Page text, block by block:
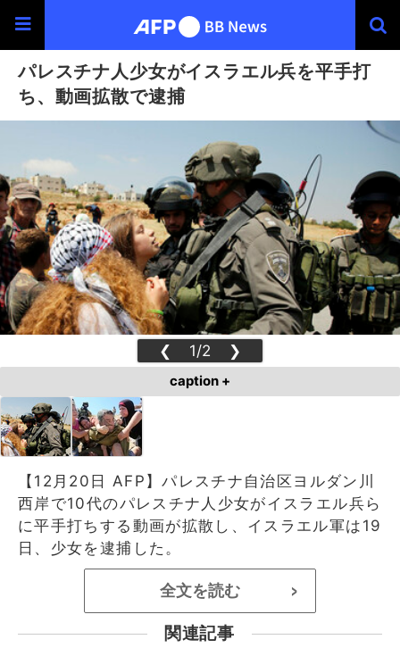
パレスチナ人少女がイスラエル兵を平手打
ち、動画拡散で逮捕
❮ 1/2 ❯
caption +
【12月20日 AFP】パレスチナ自治区ヨルダン川
西岸で10代のパレスチナ人少女がイスラエル兵ら
に平手打ちする動画が拡散し、イスラエル軍は19
日、少女を逮捕した。
全文を読む >
関連記事